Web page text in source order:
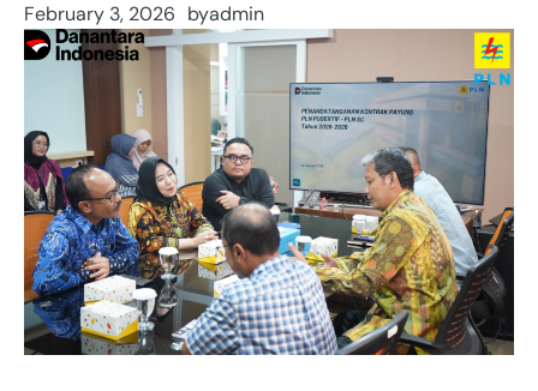
February 3, 2026 byadmin